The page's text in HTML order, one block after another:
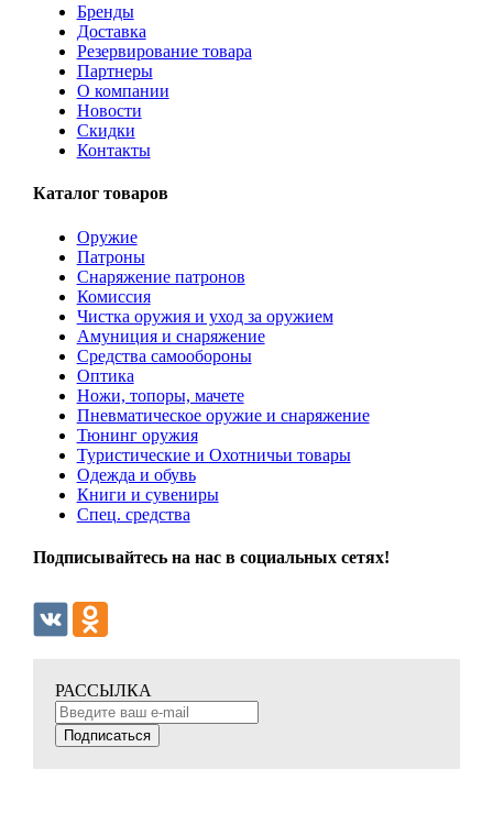
Бренды
Доставка
Резервирование товара
Партнеры
О компании
Новости
Скидки
Контакты
Каталог товаров
Оружие
Патроны
Снаряжение патронов
Комиссия
Чистка оружия и уход за оружием
Амуниция и снаряжение
Средства самообороны
Оптика
Ножи, топоры, мачете
Пневматическое оружие и снаряжение
Тюнинг оружия
Туристические и Охотничьи товары
Одежда и обувь
Книги и сувениры
Спец. средства
Подписывайтесь на нас в социальных сетях!
РАССЫЛКА
Подписаться